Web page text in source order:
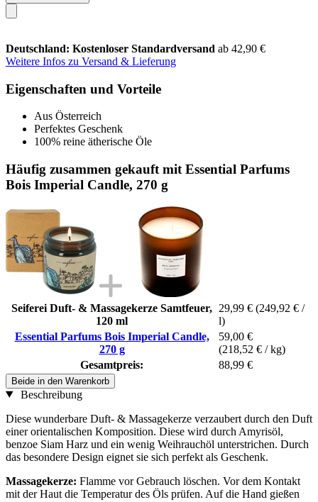
Deutschland: Kostenloser Standardversand ab 42,90 €
Weitere Infos zu Versand & Lieferung
Eigenschaften und Vorteile
Aus Österreich
Perfektes Geschenk
100% reine ätherische Öle
Häufig zusammen gekauft mit Essential Parfums
Bois Imperial Candle, 270 g
Seiferei Duft- & Massagekerze Samtfeuer,
120 ml
29,99 € (249,92 € /
l)
Essential Parfums Bois Imperial Candle,
270 g
59,00 €
(218,52 € / kg)
Gesamtpreis:
88,99 €
Beide in den Warenkorb
Beschreibung
Diese wunderbare Duft- & Massagekerze verzaubert durch den Duft
einer orientalischen Komposition. Diese wird durch Amyrisöl,
benzoe Siam Harz und ein wenig Weihrauchöl unterstrichen. Durch
das besondere Design eignet sie sich perfekt als Geschenk.
Massagekerze: Flamme vor Gebrauch löschen. Vor dem Kontakt
mit der Haut die Temperatur des Öls prüfen. Auf die Hand gießen